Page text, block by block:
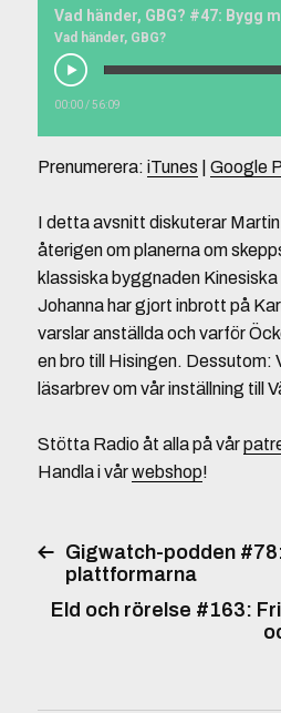
Vad händer, GBG? #47: Bygg
Vad händer, GBG?
00:00/56:09
Prenumerera: iTunes Google
I detta avsnitt diskuterar
återigen om planerna om
klassiska byggnaden
Johanna har gjort inbrott på
varslar anställda och varför
en bro till Hisingen. Dessutom:
läsarbrev om vår inställning till
Stötta Radio åt alla på vår
Handla i vårwebshop!
Gigwatch-podden
plattformarna
Eld och rörelse #163: